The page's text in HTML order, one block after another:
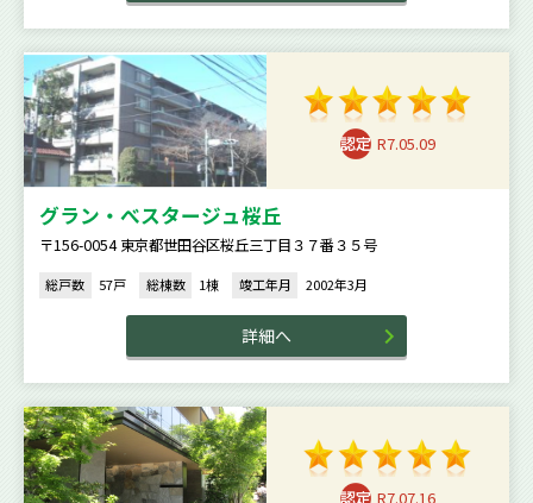
R7.05.09
グラン・べスタージュ桜丘
〒156-0054 東京都世田谷区桜丘三丁目３７番３５号
総戸数 57戸 総棟数 1棟 竣工年月 2002年3月
詳細へ
R7.07.16